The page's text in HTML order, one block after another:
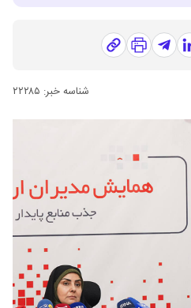
شناسه خبر: ۲۲۲۸۵